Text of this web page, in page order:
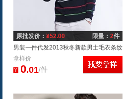
原批发价： ¥52.00 限量： 2件
男装一件代发2013秋冬新款男士毛衣条纹
全棉套头针织衫男批发代理
拿样价
¥ 0.01/件